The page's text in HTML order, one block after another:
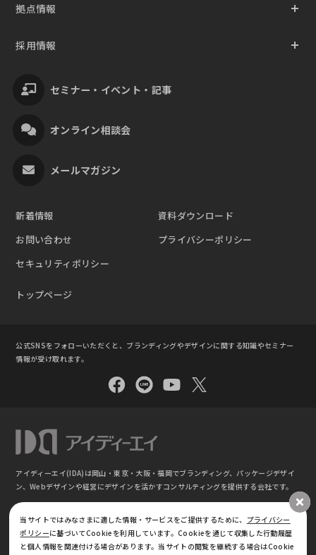
セミナー・イベント・記事
オンライン相談会
メールマガジン
拠点情報
採用情報
新着情報
資料ダウンロード
お問い合わせ
プライバシーポリシー
セキュリティポリシー
トップページ
公式SNSをフォローいただくと、ブランディングやデザインに関する知識やセミナー
情報が受け取れます。
アイディーエイ(IDA)は岡山・東京・大阪・福岡でブランディング、パッケージデザイ
ン、Webデザインや経営にデザインを活かすコンサルティングを提供する会社です。
ブランディング・パッケージデザイン｜株式会社アイディーエイ IDA(東京 ⼤阪 岡⼭
福岡)
当サイトではみなさまに適した情報・サービスをご提供するために、 プライバシー
ポリシーに基づいてCookieを利用しています。Cookieを通じて収集した行動履歴
と個人情報を関連付ける場合があります。当サイトの閲覧を継続する場合はCookie